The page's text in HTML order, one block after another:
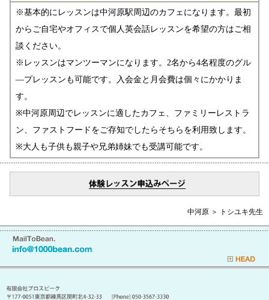
※基本的にレッスンは中河原駅周辺のカフェになります。最初
からご自宅やオフィスで個人英会話レッスンを希望の方はご相
談ください。
※レッスンはマンツーマンになります。2名から4名程度のグル
―プレッスンも可能です。入会金と月会費は個々にかかりま
す。
※中河原周辺でレッスンに適したカフェ、ファミリーレストラ
ン、ファストフードをご存知でしたらそちらを利用致します。
※大人も子供も親子や兄弟姉妹でも受講可能です。
中河原 ＞ トシユキ先生